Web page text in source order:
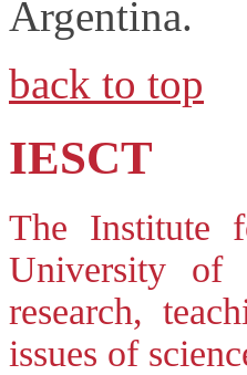
Argentina.
back to top
IESCT
The Institute
University of
research,
issues of